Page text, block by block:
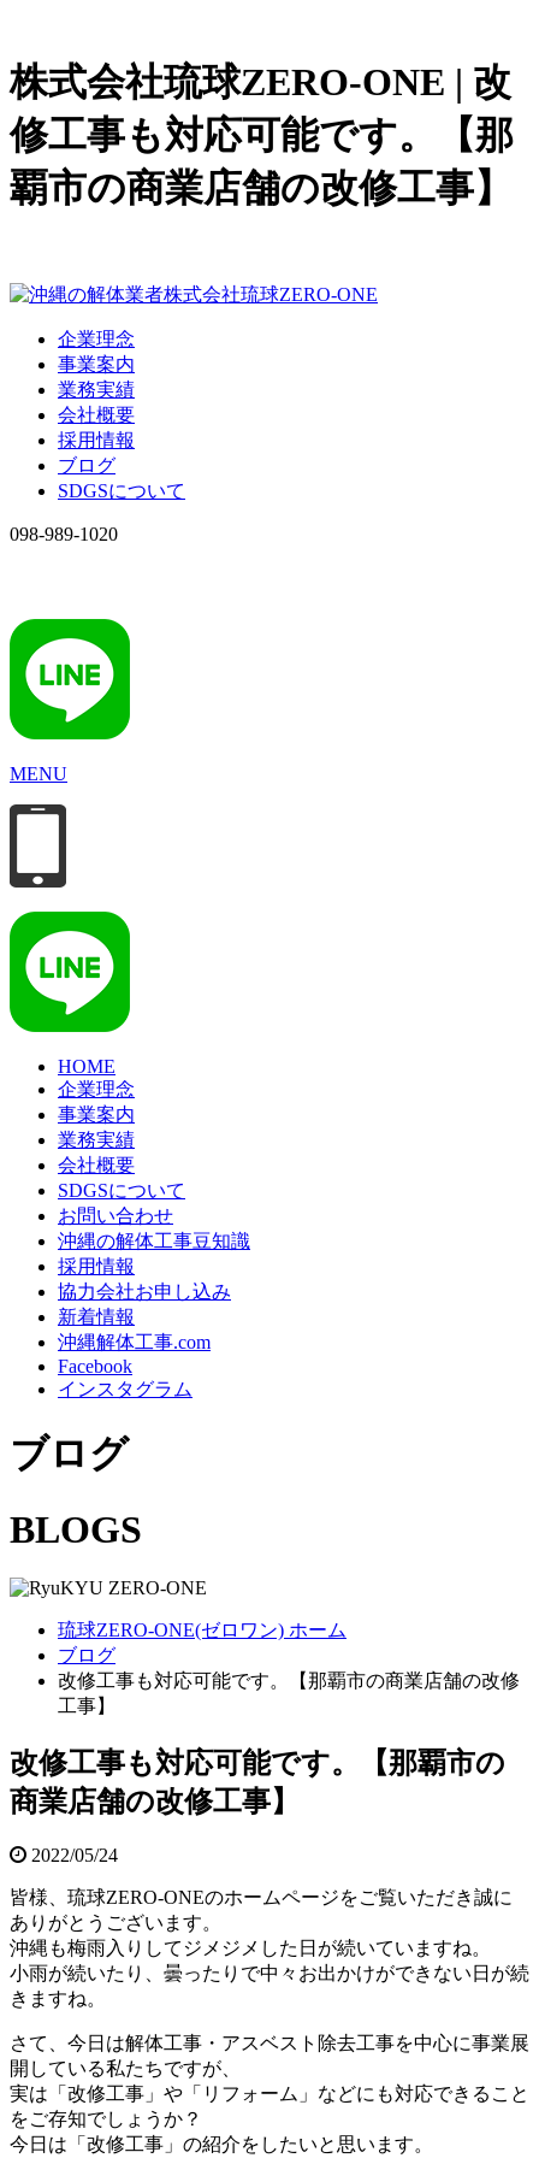
株式会社琉球ZERO-ONE | 改
修工事も対応可能です。【那
覇市の商業店舗の改修工事】
企業理念
事業案内
業務実績
会社概要
採用情報
ブログ
SDGSについて
098-989-1020
MENU
HOME
企業理念
事業案内
業務実績
会社概要
SDGSについて
お問い合わせ
沖縄の解体工事豆知識
採用情報
協力会社お申し込み
新着情報
沖縄解体工事.com
Facebook
インスタグラム
ブログ
BLOGS
琉球ZERO-ONE(ゼロワン) ホーム
ブログ
改修工事も対応可能です。【那覇市の商業店舗の改修
工事】
改修工事も対応可能です。【那覇市の
商業店舗の改修工事】
2022/05/24
皆様、琉球ZERO-ONEのホームページをご覧いただき誠に
ありがとうございます。
沖縄も梅雨入りしてジメジメした日が続いていますね。
小雨が続いたり、曇ったりで中々お出かけができない日が続
きますね。
さて、今日は解体工事・アスベスト除去工事を中心に事業展
開している私たちですが、
実は「改修工事」や「リフォーム」などにも対応できること
をご存知でしょうか？
今日は「改修工事」の紹介をしたいと思います。